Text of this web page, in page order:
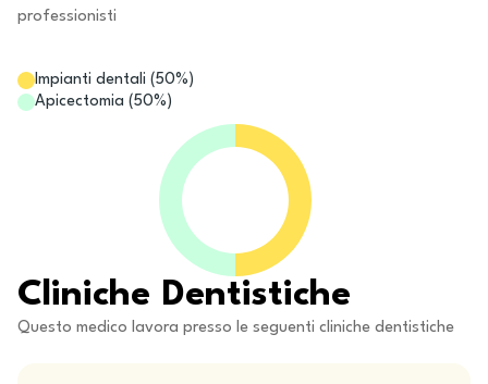
professionisti
Impianti dentali (50%)
Apicectomia (50%)
Cliniche Dentistiche
Questo medico lavora presso le seguenti cliniche dentistiche